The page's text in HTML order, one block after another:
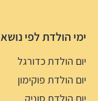
ימי הולדת לפי נושא
יום הולדת כדורגל
יום הולדת פוקימון